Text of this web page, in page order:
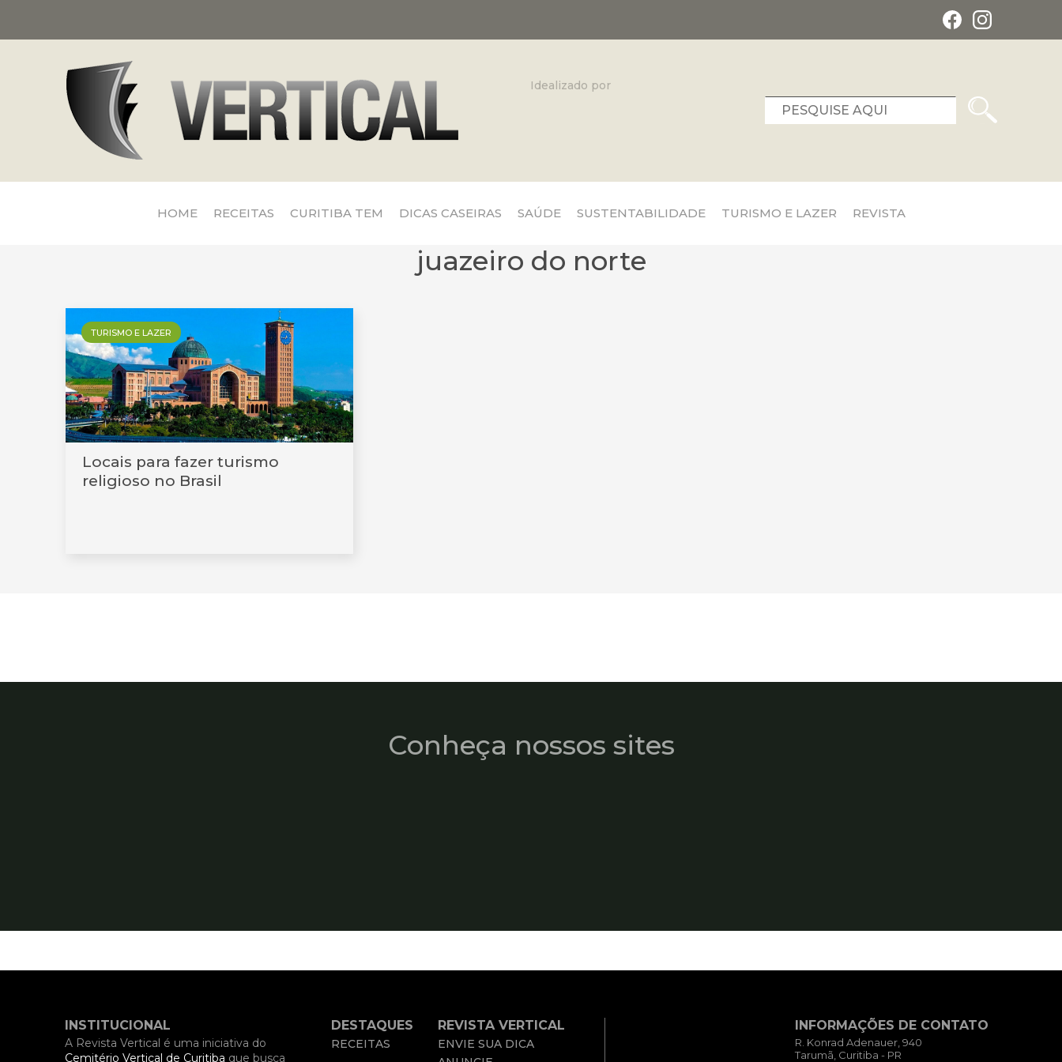
Idealizado por
HOME RECEITAS CURITIBA TEM DICAS CASEIRAS SAÚDE SUSTENTABILIDADE TURISMO E LAZER REVISTA
juazeiro do norte
TURISMO E LAZER
Locais para fazer turismo
religioso no Brasil
Conheça nossos sites
INSTITUCIONAL
A Revista Vertical é uma iniciativa do
Cemitério Vertical de Curitiba que busca
DESTAQUES
RECEITAS
REVISTA VERTICAL
ENVIE SUA DICA
INFORMAÇÕES DE CONTATO
R. Konrad Adenauer, 940
Tarumã, Curitiba - PR